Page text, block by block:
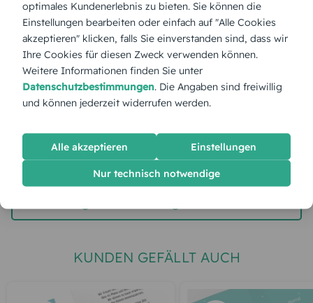
Stückpreis: 2,60 €
Gesamtpreis: 65,00 €
jetzt gestalten
KUNDEN GEFÄLLT AUCH
optimales Kundenerlebnis zu bieten. Sie können die
Einstellungen bearbeiten oder einfach auf "Alle Cookies
akzeptieren" klicken, falls Sie einverstanden sind, dass wir
Ihre Cookies für diesen Zweck verwenden können.
Weitere Informationen finden Sie unter
Datenschutzbestimmungen. Die Angaben sind freiwillig
und können jederzeit widerrufen werden.
Alle akzeptieren Einstellungen
Nur technisch notwendige